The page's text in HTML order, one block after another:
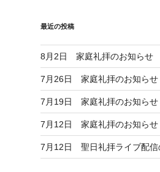
最近の投稿
8月2日 家庭礼拝のお知らせ
7月26日 家庭礼拝のお知らせ
7月19日 家庭礼拝のお知らせ
7月12日 家庭礼拝のお知らせ
7月12日 聖日礼拝ライブ配信